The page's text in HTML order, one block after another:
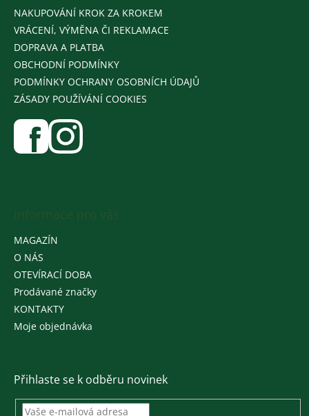
NAKUPOVÁNÍ KROK ZA KROKEM
VRÁCENÍ, VÝMĚNA ČI REKLAMACE
DOPRAVA A PLATBA
OBCHODNÍ PODMÍNKY
PODMÍNKY OCHRANY OSOBNÍCH ÚDAJŮ
ZÁSADY POUŽÍVÁNÍ COOKIES
MAGAZÍN
O NÁS
OTEVÍRACÍ DOBA
Prodávané značky
KONTAKTY
Moje objednávka
Přihlaste se k odběru novinek